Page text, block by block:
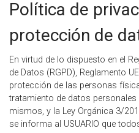
Política de
protección de
En virtud de lo dispuesto en el
de Datos (RGPD), Reglamento
protección de las personas
tratamiento de datos
mismos, y la Ley Orgánica 3/
se informa al USUARIO que